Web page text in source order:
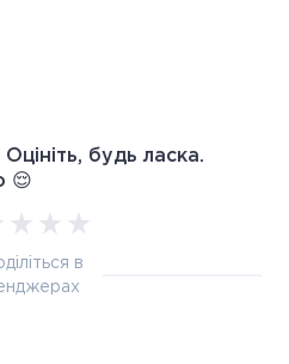
будь ласка.
😌
в